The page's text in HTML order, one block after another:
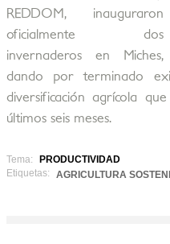
REDDOM, inauguraron
oficialmente dos
invernaderos en Miches,
dando por terminado
diversificación agrícola
últimos seis meses.
Tema:
PRODUCTIVIDAD
Etiquetas:
AGRICULTURA